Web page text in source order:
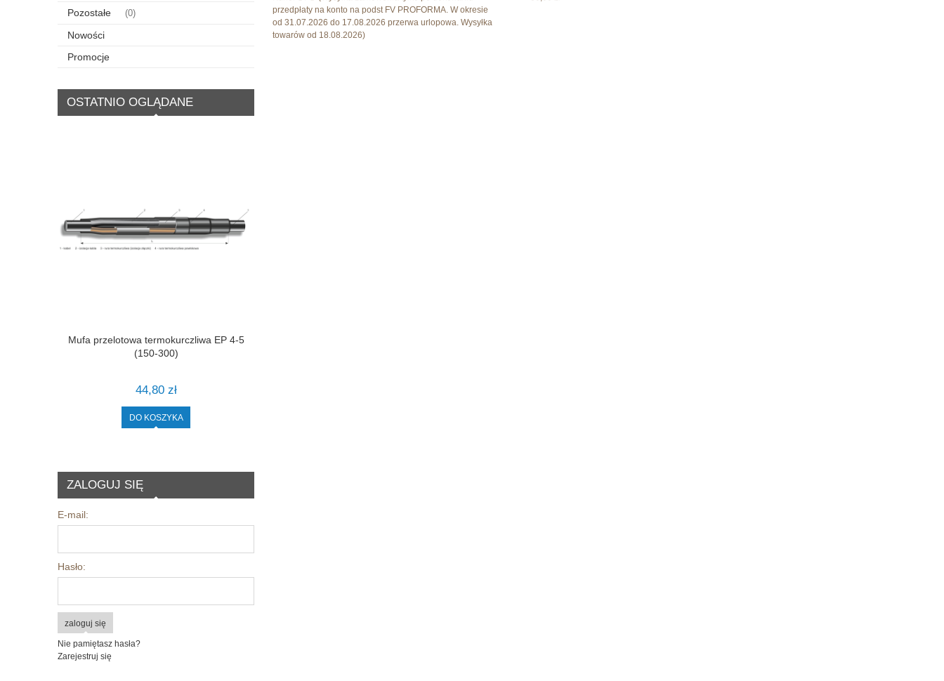
Pozostałe (0)
Nowości
Promocje
OSTATNIO OGLĄDANE
Mufa przelotowa termokurczliwa EP 4-5
(150-300)
44,80 zł
DO KOSZYKA
ZALOGUJ SIĘ
E-mail:
Hasło:
zaloguj się
Nie pamiętasz hasła?
Zarejestruj się
CENA NIE ZAWIERA EWENTUALNYCH
przedpłaty na konto na podst FV PROFORMA. W okresie
od 31.07.2026 do 17.08.2026 przerwa urlopowa. Wysyłka
towarów od 18.08.2026)